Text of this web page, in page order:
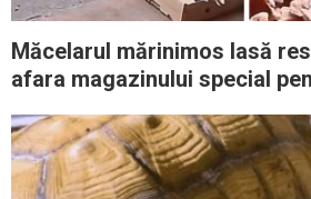
Măcelarul mărinimos lasă
afara magazinului special